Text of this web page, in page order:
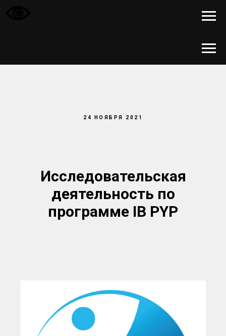
24 НОЯБРЯ 2021
Исследовательская
деятельность по
программе IB PYP